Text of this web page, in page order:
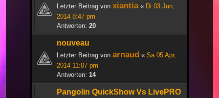
Letzter Beitrag von xiantia« Di 03 Jun,
2014 8:47 pm
Antworten: 20
nouveau
Letzter Beitrag von arnaud « Sa 05 Apr,
2014 11:07 pm
Antworten: 14
Pangolin QuickShow Vs LivePRO